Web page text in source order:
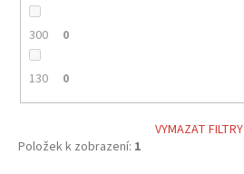
300 0
130 0
VYMAZAT FILTRY
Položek k zobrazení: 1